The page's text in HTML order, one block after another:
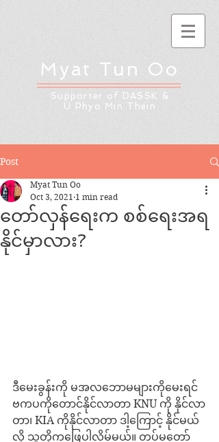
Myat Tun Oo
Supporter of DASSK &
U Phyo Min Thein
Post
တော်လှန်ရေးက စစ်ရေးအရ
နိုင်မှာလား?
Myat Tun Oo
Oct 3, 2021 1 min read
ဒီမေးခွန်းကို မအလဘောမများကိုမေးရင်
ဗကပကိုတောင်နိုင်လာတာ KNU ကို နိုင်လာ
တာ၊ KIA ကိုနိုင်လာတာ ဒါ့ကြောင့် နိုင်မယ်
လို့ သူတို့ကဖြေပါလိမ့်မယ်။ တပ်မတော်